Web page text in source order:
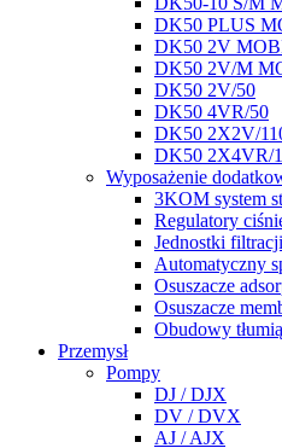
DK50 PLUS
DK50 2V
DK50 2V/M
DK50 2V/50
DK50 4VR/50
DK50 2X2V/
DK50 2X4VR/
Wyposażenie
3KOM system
Regulatory
Jednostki filtracji
Automatyczny
Osuszacze
Osuszacze
Obudowy
Przemysł
Pompy
DJ / DJX
DV / DVX
AJ / AJX